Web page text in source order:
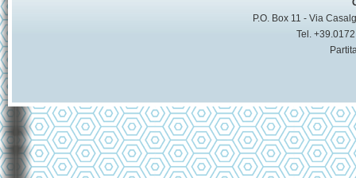
P.O. Box 11 - Via
Tel.